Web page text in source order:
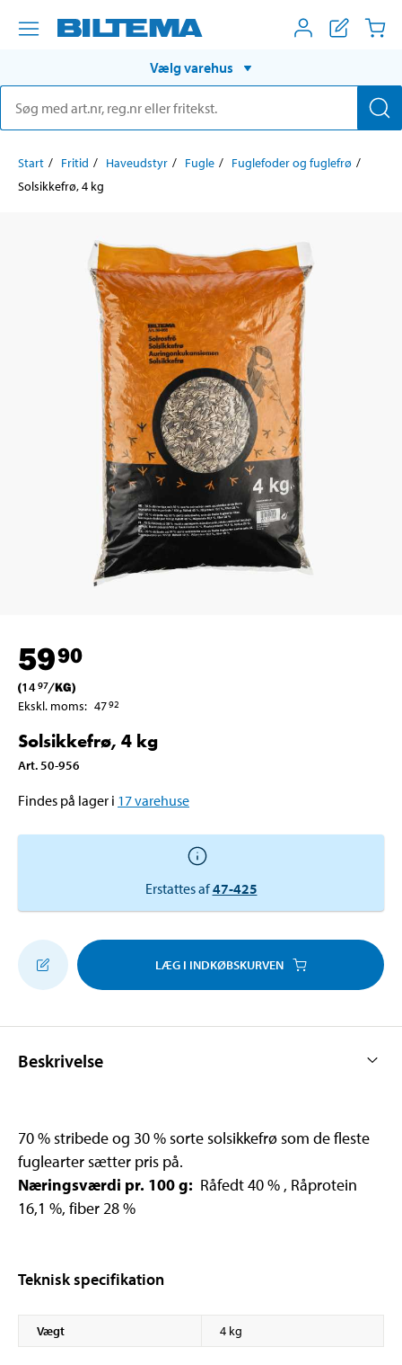
Vælg varehus
Start Fritid Haveudstyr Fugle
Fuglefoder og fuglefrø
Solsikkefrø, 4 kg
5990
(1497/KG)
Ekskl. moms: 4792
Solsikkefrø, 4 kg
Art. 50-956
Findes på lager i 17varehuse
Erstattes af47-425
LÆG I INDKØBSKURVEN
Beskrivelse
70 % stribede og 30 % sorte solsikkefrø som de fleste
fuglearter sætter pris på.
Næringsværdi pr. 100 g: Råfedt 40 % , Råprotein
16,1 %, fiber 28 %
Teknisk specifikation
Vægt 4 kg